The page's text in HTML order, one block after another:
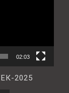
02:03
2025